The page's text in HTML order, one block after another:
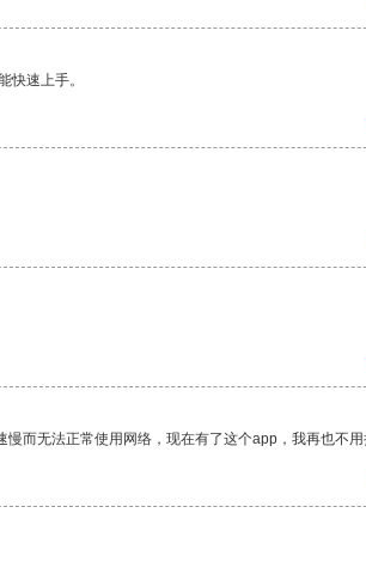
快速上手。
而无法正常使用网络，现在有了这个app，我再也不用